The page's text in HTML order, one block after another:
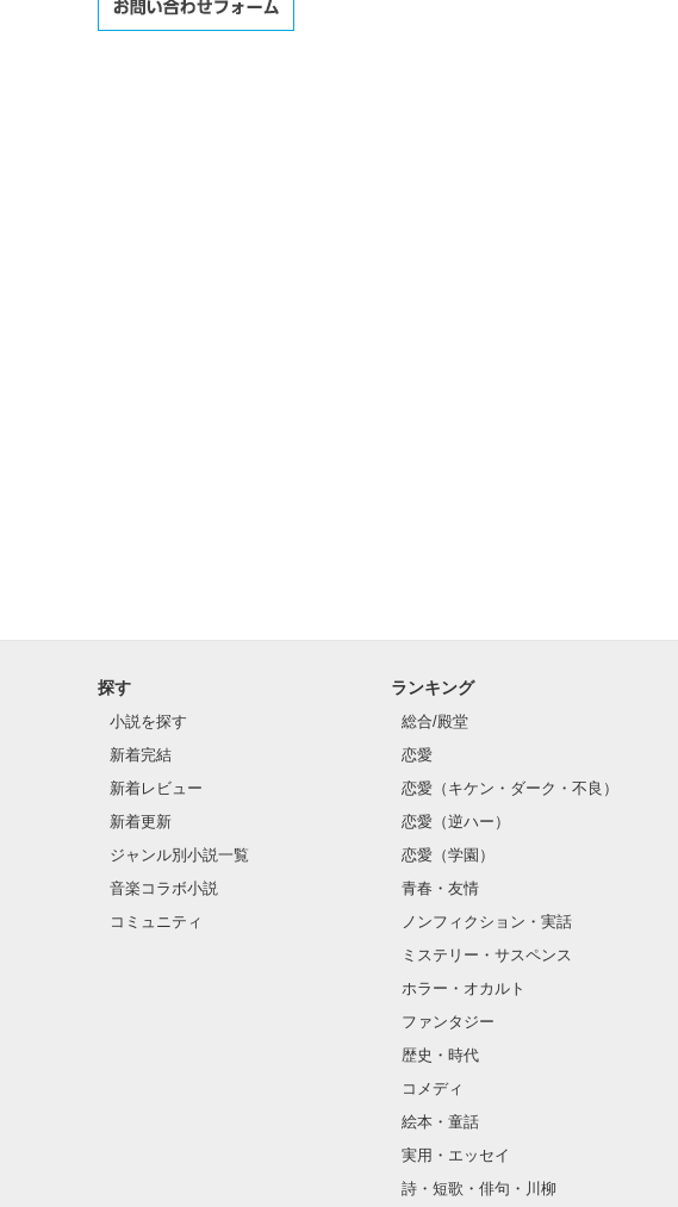
探す
小説を探す
新着完結
新着レビュー
新着更新
ジャンル別小説一覧
音楽コラボ小説
コミュニティ
ランキング
総合/殿堂
恋愛
恋愛（キケン・ダーク・不良）
恋愛（逆ハー）
恋愛（学園）
青春・友情
ノンフィクション・実話
ミステリー・サスペンス
ホラー・オカルト
ファンタジー
歴史・時代
コメディ
絵本・童話
実用・エッセイ
詩・短歌・俳句・川柳